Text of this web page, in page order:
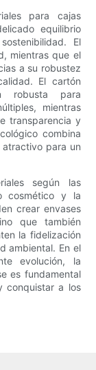
para cajas
equilibrio
El
mientras que el
a su robustez
El cartón
robusta para
mientras
transparencia y
combina
para un
según las
cosmético y la
crear envases
que también
la fidelización
ambiental. En el
evolución, la
es fundamental
conquistar a los